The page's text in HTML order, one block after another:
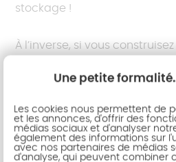
stockage !
À l’inverse, si vous
canapé d’angle est tout à
l’espaceen comblant tous
cela vous démange, les
un bon moyen de remplir
Une petite
Les cookies nous permettent de
et les annonces, d'offrir des
médias sociaux et d'analyser
également des informations sur
avec nos partenaires de médias
d'analyse, qui peuvent combiner